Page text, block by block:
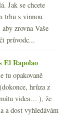
Jak se chcete
trhu s vinnou
zrovna Vaše
průvodc...
El Rapolao
tu opakovaně
hrůza z
videa… ), že
a dost vyhledávám